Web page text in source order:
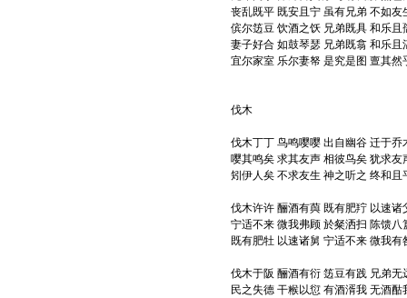
丧乱既平 既安且宁 虽有兄弟 不如友
傧尔笾豆 饮酒之饫 兄弟既具 和乐且
妻子好合 如鼓琴瑟 兄弟既翕 和乐且
宜尔家室 乐尔妻帑 是究是图 亶其然
伐木
伐木丁丁 鸟鸣嘤嘤 出自幽谷 迁于乔
嘤其鸣矣 求其友声 相彼鸟矣 犹求友
矧伊人矣 不求友生 神之听之 终和且
伐木许许 酾酒有藇 既有肥羜 以速诸
宁适不来 微我弗顾 於粲洒扫 陈馈八
既有肥牡 以速诸舅 宁适不来 微我有
伐木于阪 酾酒有衍 笾豆有践 兄弟无
民之失德 干糇以愆 有酒湑我 无酒酤